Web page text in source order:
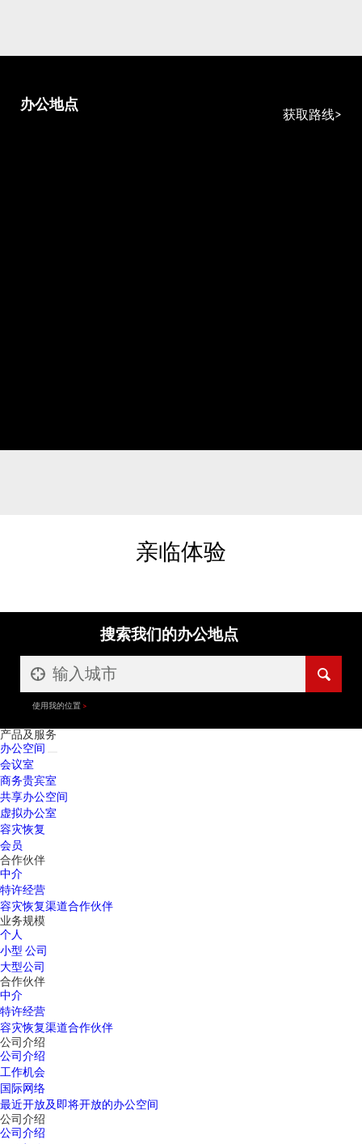
办公地点
获取路线
亲临体验
搜索我们的办公地点
使用我的位置
产品及服务
办公空间
会议室
商务贵宾室
共享办公空间
虚拟办公室
容灾恢复
会员
合作伙伴
中介
特许经营
容灾恢复渠道合作伙伴
业务规模
个人
小型 公司
大型公司
合作伙伴
中介
特许经营
容灾恢复渠道合作伙伴
公司介绍
公司介绍
工作机会
国际网络
最近开放及即将开放的办公空间
公司介绍
公司介绍